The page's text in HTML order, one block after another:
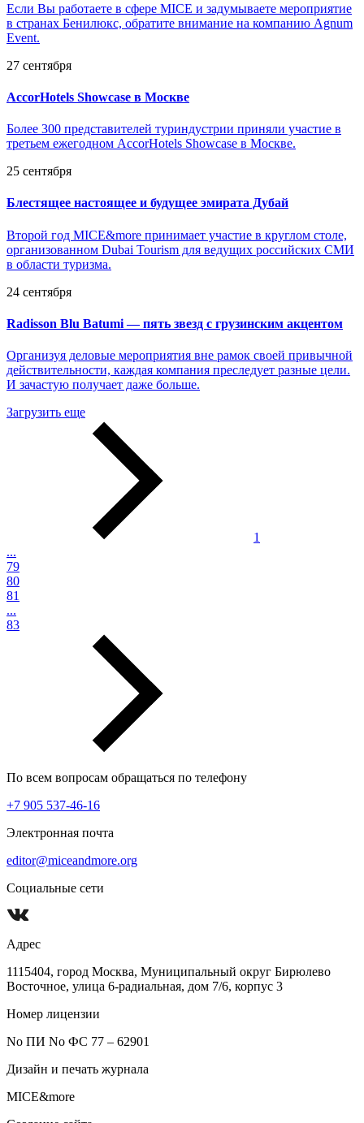
Если Вы работаете в сфере MICE и задумываете мероприятие
в странах Бенилюкс, обратите внимание на компанию Agnum
Event.
27 сентября
AccorHotels Showcase в Москве
Более 300 представителей туриндустрии приняли участие в
третьем ежегодном AccorHotels Showcase в Москве.
25 сентября
Блестящее настоящее и будущее эмирата Дубай
Второй год MICE&more принимает участие в круглом столе,
организованном Dubai Tourism для ведущих российских СМИ
в области туризма.
24 сентября
Radisson Blu Batumi — пять звезд с грузинским акцентом
Организуя деловые мероприятия вне рамок своей привычной
действительности, каждая компания преследует разные цели.
И зачастую получает даже больше.
Загрузить еще
1
...
79
80
81
...
83
По всем вопросам обращаться по телефону
+7 905 537-46-16
Электронная почта
editor@miceandmore.org
Социальные сети
Адрес
1115404, город Москва, Муниципальный округ Бирюлево
Восточное, улица 6-радиальная, дом 7/6, корпус 3
Номер лицензии
No ПИ No ФС 77 – 62901
Дизайн и печать журнала
MICE&more